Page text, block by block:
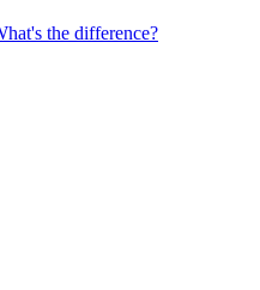
the difference?